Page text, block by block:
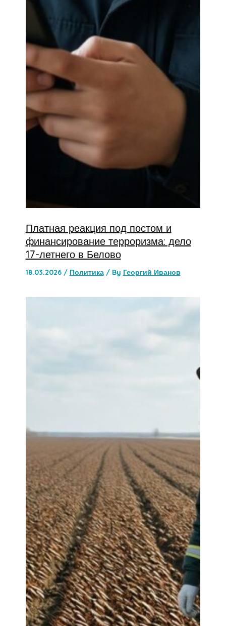
Платная реакция под постом и
финансирование терроризма: дело
17-летнего в Белово
18.03.2026 / Политика/ By Георгий Иванов